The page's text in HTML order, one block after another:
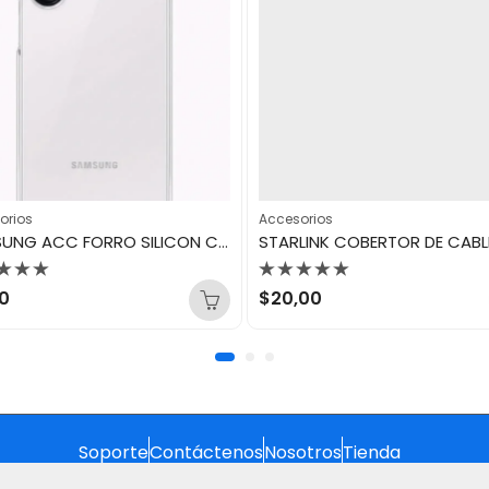
SAMSUNG ACC FORRO SILICON CASE A26
Accesorios
STARLINK COBERTOR DE
Valorado
con
$20,00
SoporteContáctenosNosotrosTienda